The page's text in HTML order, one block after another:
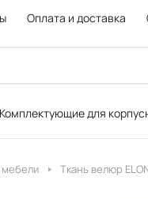
Оплата и доставка
Комплектующие для
мебели Ткань велюр